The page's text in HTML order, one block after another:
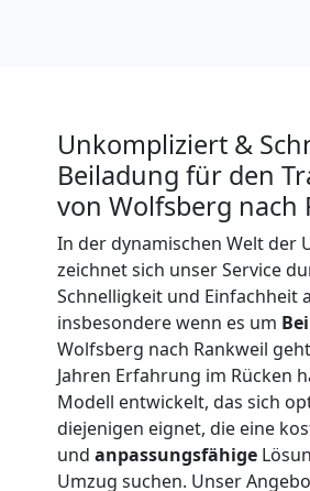
Unkompliziert &
Beiladung für den
von Wolfsberg nach
In der dynamischen Welt der
zeichnet sich unser Service
Schnelligkeit und Einfachheit
insbesondere wenn es um
Wolfsberg nach Rankweil
Jahren Erfahrung im Rücken
Modell entwickelt, das sich
diejenigen eignet, die eine
und anpassungsfähige
Umzug suchen. Unser
Umzugshelfer
Wolfsberg